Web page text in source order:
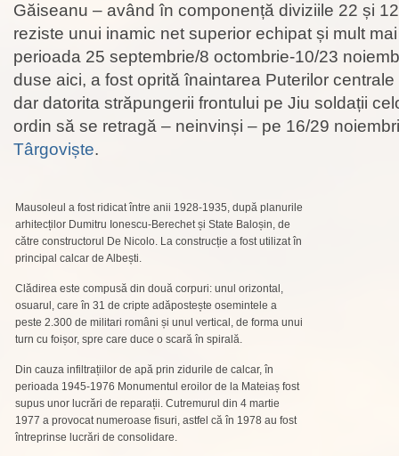
Găiseanu – având în componență diviziile 22 și
reziste unui inamic net superior echipat și mult
perioada 25 septembrie/8 octombrie-10/23
duse aici, a fost oprită înaintarea Puterilor
dar datorita străpungerii frontului pe Jiu soldații
ordin să se retragă – neinvinși – pe 16/29
Târgoviște.
Mausoleul a fost ridicat între anii 1928-1935, după planurile
arhitecților Dumitru Ionescu-Berechet și State Baloșin, de
către constructorul De Nicolo. La construcție a fost utilizat în
principal calcar de Albești.
Clădirea este compusă din două corpuri: unul orizontal,
osuarul, care în 31 de cripte adăpostește osemintele a
peste 2.300 de militari români și unul vertical, de forma unui
turn cu foișor, spre care duce o scară în spirală.
Din cauza infiltrațiilor de apă prin zidurile de calcar, în
perioada 1945-1976 Monumentul eroilor de la Mateiaș fost
supus unor lucrări de reparații. Cutremurul din 4 martie
1977 a provocat numeroase fisuri, astfel că în 1978 au fost
întreprinse lucrări de consolidare.